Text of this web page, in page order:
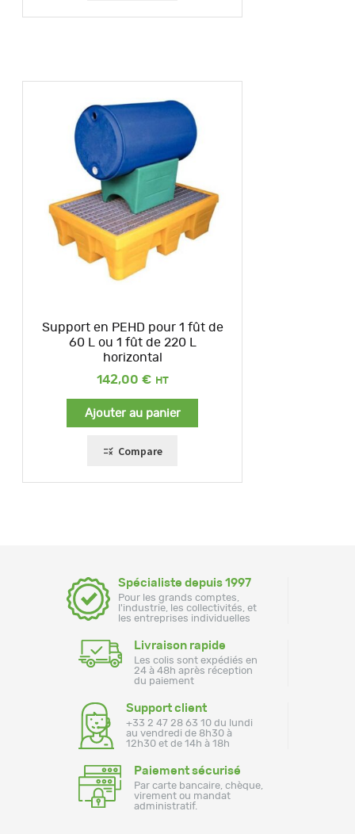
Support en PEHD pour 1 fût de
60 L ou 1 fût de 220 L
horizontal
142,00 €
Ajouter au panier
Compare
Spécialiste depuis 1997
Pour les grands comptes,
l'industrie, les collectivités, et
les entreprises individuelles
Livraison rapide
Les colis sont expédiés en
24 à 48h après réception
du paiement
Support client
+33 2 47 28 63 10 du lundi
au vendredi de 8h30 à
12h30 et de 14h à 18h
Paiement sécurisé
Par carte bancaire, chèque,
virement ou mandat
administratif.